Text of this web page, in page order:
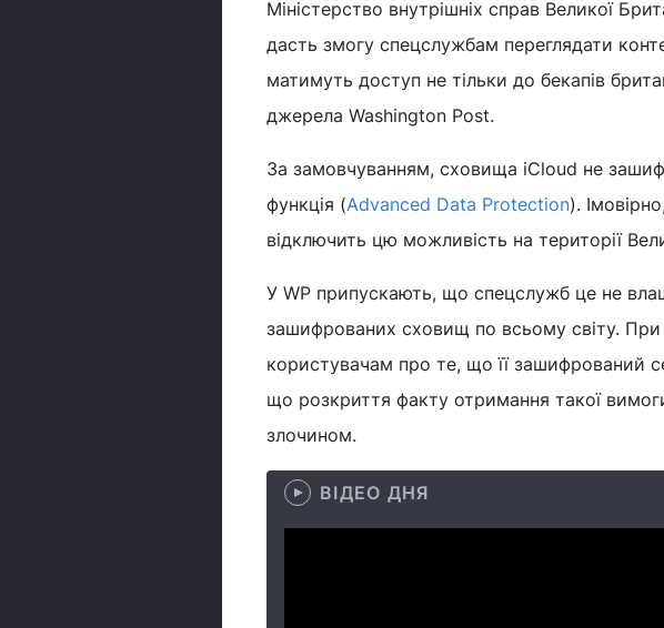
Міністерство внутрішніх справ Великої
дасть змогу спецслужбам переглядати
матимуть доступ не тільки до бекапів
джерела Washington Post.
За замовчуванням, сховища iCloud не
функція (Advanced Data Protection).
відключить цю можливість на території
У WP припускають, що спецслужб це не
зашифрованих сховищ по всьому світу.
користувачам про те, що її зашифрований
що розкриття факту отримання такої
злочином.
ВІДЕО ДНЯ